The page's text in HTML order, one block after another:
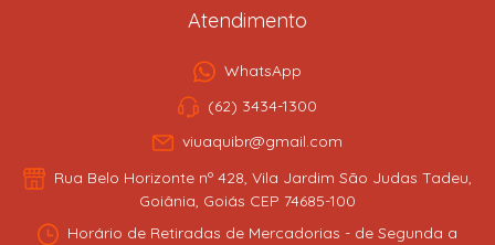
Atendimento
WhatsApp
(62) 3434-1300
viuaquibr@gmail.com
Rua Belo Horizonte nº 428, Vila Jardim São Judas Tadeu,
Goiânia, Goiás CEP 74685-100
Horário de Retiradas de Mercadorias - de Segunda a